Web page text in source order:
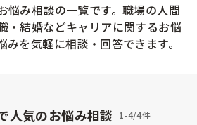
悩み相談の一覧です。職場の人間
・結婚などキャリアに関するお悩
を気軽に相談・回答できます。
人気のお悩み相談 1-4/4件